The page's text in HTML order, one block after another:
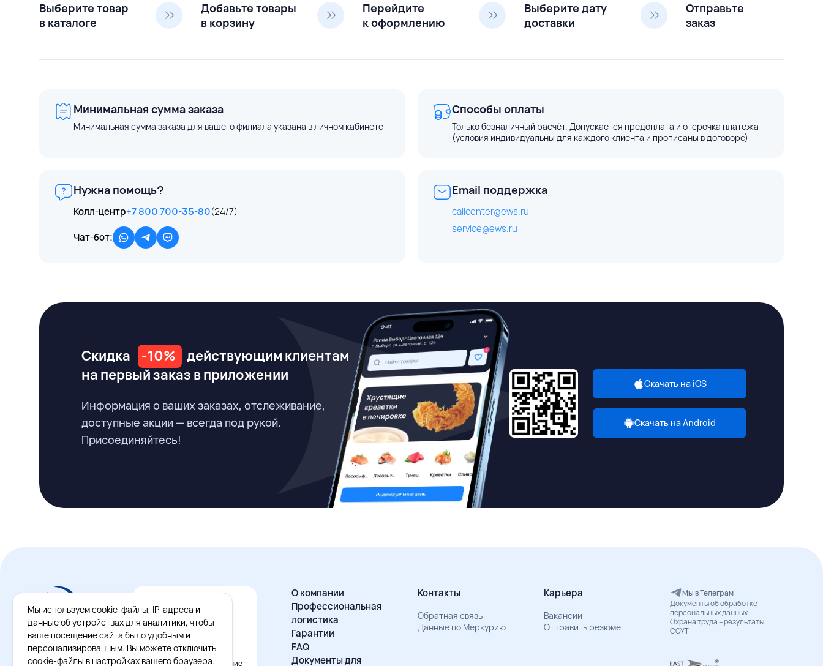
Выберите товар
в каталоге
Добавьте товары
в корзину
Перейдите
к оформлению
Выберите дату
доставки
Отправьте
заказ
Минимальная сумма заказа
Минимальная сумма заказа для вашего филиала указана в личном кабинете
Способы оплаты
Только безналичный расчёт. Допускается предоплата и отсрочка платежа
(условия индивидуальны для каждого клиента и прописаны в договоре)
Нужна помощь?
Колл-центр+7 800 700-35-80(24/7)
Чат-бот:
Email поддержка
callcenter@ews.ru
service@ews.ru
Скидка -10%
действующим клиентам
на первый заказ в приложении
Информация о ваших заказах, отслеживание,
доступные акции — всегда под рукой.
Присоединяйтесь!
Скачать на iOS
Скачать на Android
Официальное приложение
О компании
Профессиональная
логистика
Гарантии
FAQ
Документы для
Контакты
Обратная связь
Данные по Меркурию
Карьера
Вакансии
Отправить резюме
Мы в Телеграм
Документы об обработке
персональных данных
Охрана труда – результаты
СОУТ
Мы используем cookie-файлы, IP-адреса и
данные об устройствах для аналитики, чтобы
ваше посещение сайта было удобным и
персонализированным. Вы можете отключить
cookie-файлы в настройках вашего браузера.